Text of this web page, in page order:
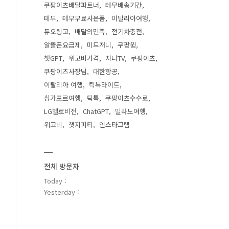
쿠팡이츠배달파트너
테무배송기간
테무
테무무료사은품
이탈리아여행
듀오링고
배달의민족
전기차충전
알뜰폰요금제
미드저니
쿠팡윙
챗GPT
위고비가격 지니TV
쿠팡이츠
쿠팡이츠사장님
대한항공
이탈리아 여행
틱톡라이트
싱가포르여행
틱톡
쿠팡이츠수수료
LG헬로비전
ChatGPT
밀라노여행
위고비
챗지피티 인스타그램
전체 방문자
Today :
Yesterday :